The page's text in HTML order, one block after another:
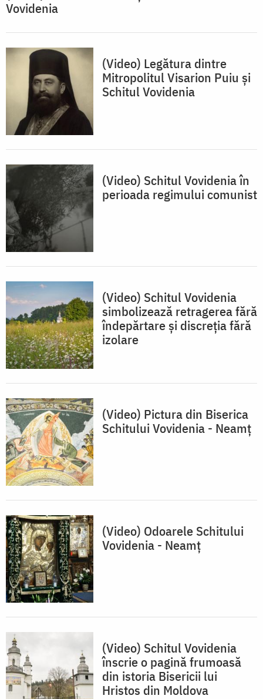
Vovidenia
(Video) Legătura dintre
Mitropolitul Visarion Puiu și
Schitul Vovidenia
(Video) Schitul Vovidenia în
perioada regimului comunist
(Video) Schitul Vovidenia
simbolizează retragerea fără
îndepărtare și discreția fără
izolare
(Video) Pictura din Biserica
Schitului Vovidenia - Neamț
(Video) Odoarele Schitului
Vovidenia - Neamț
(Video) Schitul Vovidenia
înscrie o pagină frumoasă
din istoria Bisericii lui
Hristos din Moldova